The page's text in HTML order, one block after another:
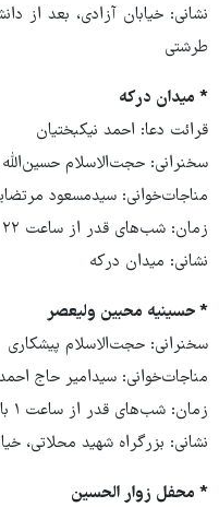
نشانی: خیابان آزادی، بعد از
طرشتی
* میدان درکه
قرائت دعا: احمد نیکبختیان
سخنرانی: حجت‌الاسلام
مناجات‌خوانی: سیدمسعود
زمان: شب‌های قدر از ساعت ۲۲
نشانی: میدان درکه
* حسینیه محبین ولیعصر
سخنرانی: حجت‌الاسلام پیشکاری
مناجات‌خوانی: سیدامیر حاج
زمان: شب‌های قدر از ساعت ۱ بامداد
نشانی: بزرگراه شهید محلاتی،
* محفل زوار الحسین